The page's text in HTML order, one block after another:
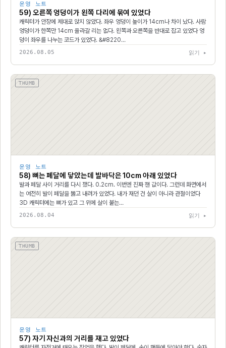
운영 노트
59) 오른쪽 엉덩이가 왼쪽 다리에 묶여 있었다
캐릭터가 안장에 제대로 앉지 않았다. 좌우 엉덩이 높이가 14cm나 차이 났다. 사람
엉덩이가 한쪽만 14cm 올라갈 리는 없다. 왼쪽과 오른쪽을 반대로 잡고 있었다 엉
덩이 좌우를 나누는 코드가 있었다. &#8220…
2026.08.05 읽기 ▸
THUMB
운영 노트
58) 뼈는 페달에 닿았는데 발바닥은 10cm 아래 있었다
발과 페달 사이 거리를 다시 쟀다. 0.2cm. 이번엔 진짜 잰 값이다. 그런데 화면에서
는 여전히 발이 페달을 뚫고 내려가 있었다. 내가 재던 건 살이 아니라 관절이었다
3D 캐릭터에는 뼈가 있고 그 위에 살이 붙는…
2026.08.04 읽기 ▸
THUMB
운영 노트
57) 자기 자신과의 거리를 재고 있었다